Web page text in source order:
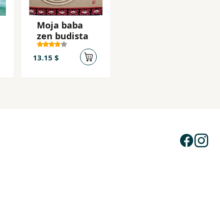
Ne zna da ono što najviše želimo, ono čemu
Moja baba
zen budista
13.15 $